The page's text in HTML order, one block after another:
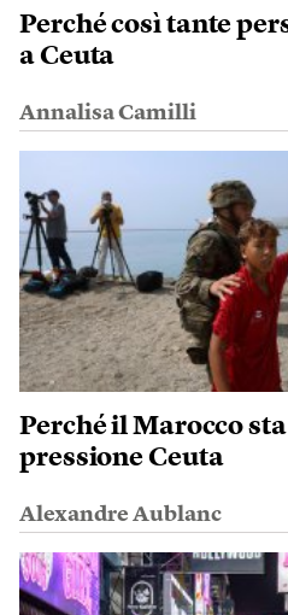
Perché così tante
a Ceuta
Annalisa Camilli
Perché il Marocco
pressione Ceuta
Alexandre Aublanc